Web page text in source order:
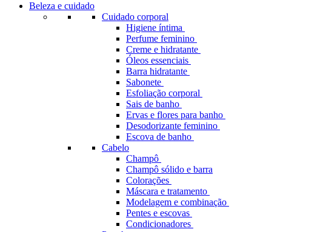
Beleza e cuidado
Cuidado corporal
Higiene íntima
Perfume feminino
Creme e hidratante
Óleos essenciais
Barra hidratante
Sabonete
Esfoliação corporal
Sais de banho
Ervas e flores para banho
Desodorizante feminino
Escova de banho
Cabelo
Champô
Champô sólido e barra
Colorações
Máscara e tratamento
Modelagem e combinação
Pentes e escovas
Condicionadores